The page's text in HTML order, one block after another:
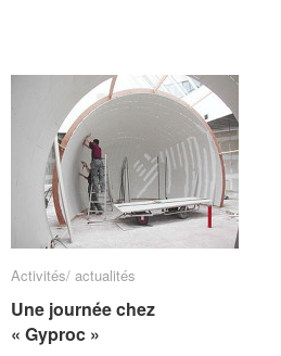
Ceci
Tertre
Ceci
Tertre
Activités/ actualités
Une journée chez
« Gyproc »
Activités/ actualités
Une journée chez
« Gyproc »